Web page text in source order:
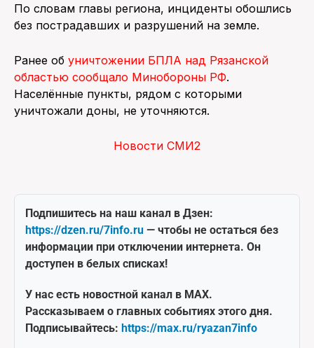
По словам главы региона, инциденты обошлись
без пострадавших и разрушений на земле.
Ранее об уничтожении БПЛА над Рязанской
областью сообщало Минобороны РФ.
Населённые пункты, рядом с которыми
уничтожали доны, не уточняются.
Новости СМИ2
Подпишитесь на наш канал в Дзен:
https://dzen.ru/7info.ru — чтобы не остаться без
информации при отключении интернета. Он
доступен в белых списках!
У нас есть новостной канал в MAX.
Рассказываем о главных событиях этого дня.
Подписывайтесь: https://max.ru/ryazan7info